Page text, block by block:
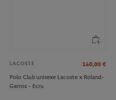
LACOSTE 140,00 €
Polo Club unisexe Lacoste x Roland-
Garros - Ecru